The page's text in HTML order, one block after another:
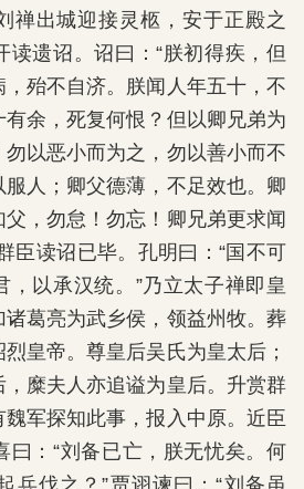
禅出城迎接灵柩，安于正殿之
读遗诏。诏曰：“朕初得疾，但
殆不自济。朕闻人年五十，不
余，死复何恨？但以卿兄弟为
以恶小而为之，勿以善小而不
人；卿父德薄，不足效也。卿
，勿怠！勿忘！卿兄弟更求闻
臣读诏已毕。孔明曰：“国不可
，以承汉统。”乃立太子禅即皇
葛亮为武乡侯，领益州牧。葬
皇帝。尊皇后吴氏为皇太后；
糜夫人亦追谥为皇后。升赏群
军探知此事，报入中原。近臣
曰：“刘备已亡，朕无忧矣。何
兵伐之？”贾诩谏曰：“刘备虽